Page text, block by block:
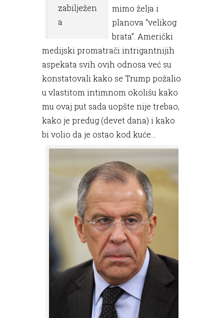
zabilježen
a
mimo želja i
planova “velikog
brata”. Američki
medijski promatrači intrigantnijih
aspekata svih ovih odnosa već su
konstatovali kako se Trump požalio
u vlastitom intimnom okolišu kako
mu ovaj put sada uopšte nije trebao,
kako je predug (devet dana) i kako
bi volio da je ostao kod kuće...